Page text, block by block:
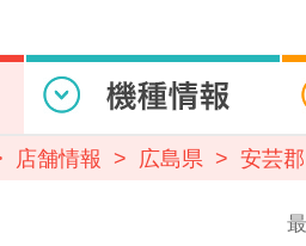
店舗情報 広島県 安芸郡